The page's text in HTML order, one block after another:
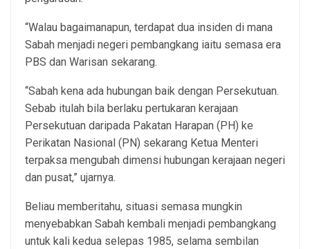
“Walau bagaimanapun, terdapat dua insiden di mana
Sabah menjadi negeri pembangkang iaitu semasa era
PBS dan Warisan sekarang.
“Sabah kena ada hubungan baik dengan Persekutuan.
Sebab itulah bila berlaku pertukaran kerajaan
Persekutuan daripada Pakatan Harapan (PH) ke
Perikatan Nasional (PN) sekarang Ketua Menteri
terpaksa mengubah dimensi hubungan kerajaan negeri
dan pusat,” ujarnya.
Beliau memberitahu, situasi semasa mungkin
menyebabkan Sabah kembali menjadi pembangkang
untuk kali kedua selepas 1985, selama sembilan